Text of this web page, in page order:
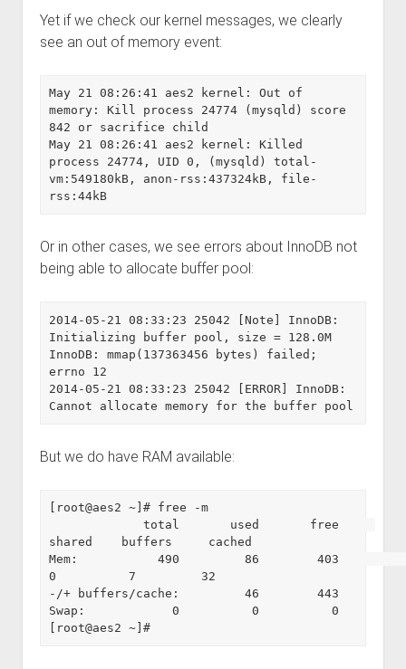
Yet if we check our kernel messages, we clearly
see an out of memory event:
May 21 08:26:41 aes2 kernel: Out of
memory: Kill process 24774 (mysqld) score
842 or sacrifice child
May 21 08:26:41 aes2 kernel: Killed
process 24774, UID 0, (mysqld) total-
vm:549180kB, anon-rss:437324kB, file-
Or in other cases, we see errors about InnoDB not
being able to allocate buffer pool:
2014-05-21 08:33:23 25042 [Note] InnoDB:
Initializing buffer pool, size = 128.0M
InnoDB: mmap(137363456 bytes) failed;
errno 12
2014-05-21 08:33:23 25042 [ERROR] InnoDB:
But we do have RAM available:
[root@aes2 ~]# free -m
             total       used       free
shared    buffers     cached
Mem:           490         86        403
0          7         32
-/+ buffers/cache:         46        443
Swap:            0          0          0